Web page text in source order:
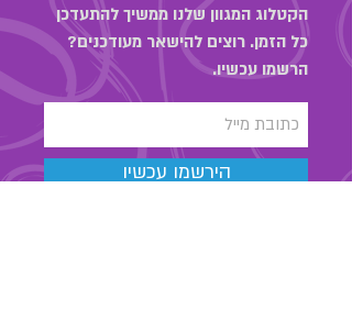
הקטלוג המגוון שלנו ממשיך להתעדכן
כל הזמן. רוצים להישאר מעודכנים?
הרשמו עכשיו.
הירשמו עכשיו